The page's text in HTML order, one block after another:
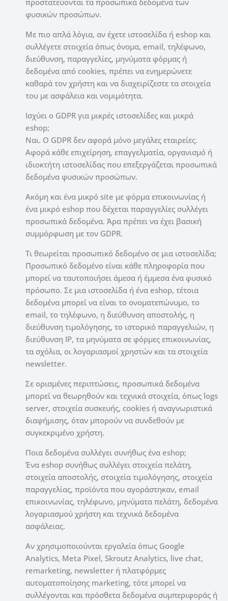
φυσικών προσώπων.
Με πιο απλά λόγια, αν έχετε ιστοσελίδα ή eshop και
συλλέγετε στοιχεία όπως όνομα, email, τηλέφωνο,
διεύθυνση, παραγγελίες, μηνύματα φόρμας ή
δεδομένα από cookies, πρέπει να ενημερώνετε
καθαρά τον χρήστη και να διαχειρίζεστε τα στοιχεία
του με ασφάλεια και νομιμότητα.
Ισχύει ο GDPR για μικρές ιστοσελίδες και μικρά
eshop;
Ναι. Ο GDPR δεν αφορά μόνο μεγάλες εταιρείες.
Αφορά κάθε επιχείρηση, επαγγελματία, οργανισμό ή
ιδιοκτήτη ιστοσελίδας που επεξεργάζεται προσωπικά
δεδομένα φυσικών προσώπων.
Ακόμη και ένα μικρό site με φόρμα επικοινωνίας ή
ένα μικρό eshop που δέχεται παραγγελίες συλλέγει
προσωπικά δεδομένα. Άρα πρέπει να έχει βασική
συμμόρφωση με τον GDPR.
Τι θεωρείται προσωπικό δεδομένο σε μια ιστοσελίδα;
Προσωπικό δεδομένο είναι κάθε πληροφορία που
μπορεί να ταυτοποιήσει άμεσα ή έμμεσα ένα φυσικό
πρόσωπο. Σε μια ιστοσελίδα ή ένα eshop, τέτοια
δεδομένα μπορεί να είναι το ονοματεπώνυμο, το
email, το τηλέφωνο, η διεύθυνση αποστολής, η
διεύθυνση τιμολόγησης, το ιστορικό παραγγελιών, η
διεύθυνση IP, τα μηνύματα σε φόρμες επικοινωνίας,
τα σχόλια, οι λογαριασμοί χρηστών και τα στοιχεία
newsletter.
Σε ορισμένες περιπτώσεις, προσωπικά δεδομένα
μπορεί να θεωρηθούν και τεχνικά στοιχεία, όπως logs
server, στοιχεία συσκευής, cookies ή αναγνωριστικά
διαφήμισης, όταν μπορούν να συνδεθούν με
συγκεκριμένο χρήστη.
Ποια δεδομένα συλλέγει συνήθως ένα eshop;
Ένα eshop συνήθως συλλέγει στοιχεία πελάτη,
στοιχεία αποστολής, στοιχεία τιμολόγησης, στοιχεία
παραγγελίας, προϊόντα που αγοράστηκαν, email
επικοινωνίας, τηλέφωνο, μηνύματα πελάτη, δεδομένα
λογαριασμού χρήστη και τεχνικά δεδομένα
ασφάλειας.
Αν χρησιμοποιούνται εργαλεία όπως Google
Analytics, Meta Pixel, Skroutz Analytics, live chat,
remarketing, newsletter ή πλατφόρμες
αυτοματοποίησης marketing, τότε μπορεί να
συλλέγονται και πρόσθετα δεδομένα συμπεριφοράς ή